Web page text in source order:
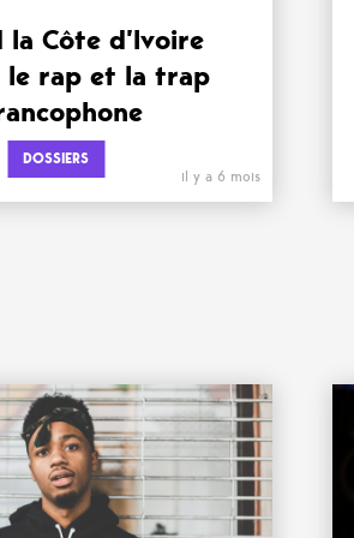
la Côte d’Ivoire
le rap et la trap
DOSSIERS
il y a 6 mois